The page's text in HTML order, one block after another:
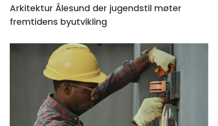
Arkitektur Ålesund der jugendstil møter
fremtidens byutvikling